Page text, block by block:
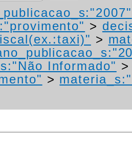
>
>
Informado" >
>